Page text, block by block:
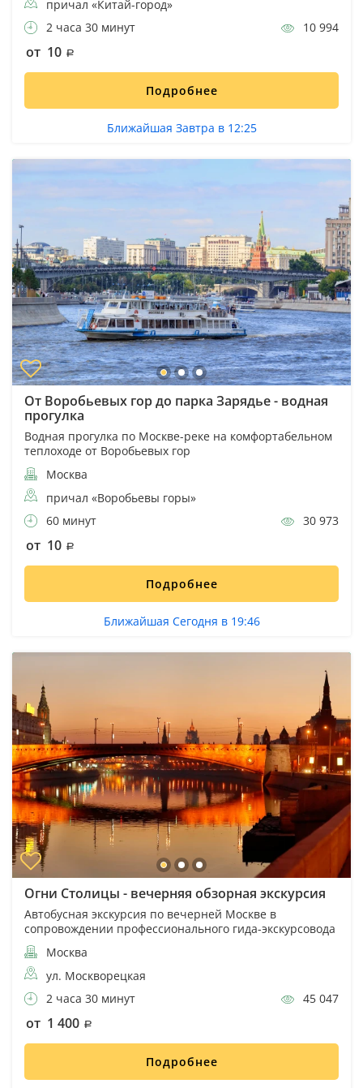
причал «Китай-город»
2 часа 30 минут
10 994
от 10
Подробнее
Ближайшая Завтра в 12:25
От Воробьевых гор до парка Зарядье - водная
прогулка
Водная прогулка по Москве-реке на комфортабельном
теплоходе от Воробьевых гор
Москва
причал «Воробьевы горы»
60 минут
30 973
от 10
Подробнее
Ближайшая Сегодня в 19:46
Огни Столицы - вечерняя обзорная экскурсия
Автобусная экскурсия по вечерней Москве в
сопровождении профессионального гида-экскурсовода
Москва
ул. Москворецкая
2 часа 30 минут
45 047
от 1 400
Подробнее